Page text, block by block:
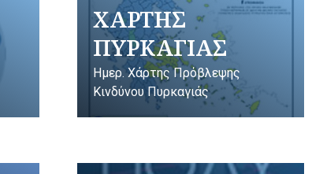
ΧΑΡΤΗΣ
ΠΥΡΚΑΓΙΑΣ
Ημερ. Χάρτης Πρόβλεψης
Κινδύνου Πυρκαγιάς